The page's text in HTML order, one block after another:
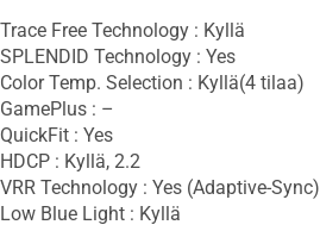
Trace Free Technology : Kyllä
SPLENDID Technology : Yes
Color Temp. Selection : Kyllä(4 tilaa)
GamePlus : –
QuickFit : Yes
HDCP : Kyllä, 2.2
VRR Technology : Yes (Adaptive-Sync)
Low Blue Light : Kyllä